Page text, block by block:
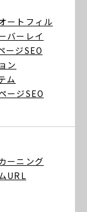
ートフィル
バーレイ
ージSEO
ン
ム
ージSEO
ーニング
URL